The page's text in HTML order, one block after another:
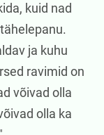
kuid nad
ja kuhu
ravimid on
võivad olla
olla ka